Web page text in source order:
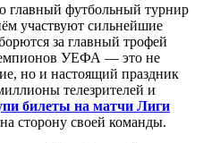
главный футбольный турнир
участвуют сильнейшие
за главный трофей
УЕФА — это не
но и настоящий праздник
телезрителей и
билеты на матчи Лиги
сторону своей команды.